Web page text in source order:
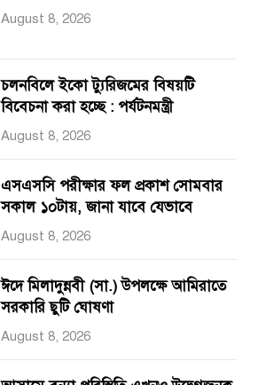
August 8, 2026
চলনবিলে ইকো ট্যুরিজমের বিষয়টি
বিবেচনা করা হচ্ছে : পর্যটনমন্ত্রী
August 8, 2026
এসএসসি পরীক্ষার ফল প্রকাশ সোমবার
সকাল ১০টায়, জানা যাবে যেভাবে
August 8, 2026
ঈদে মিলাদুন্নবী (সা.) উপলক্ষে আমিরাতে
সরকারি ছুটি ঘোষণা
August 8, 2026